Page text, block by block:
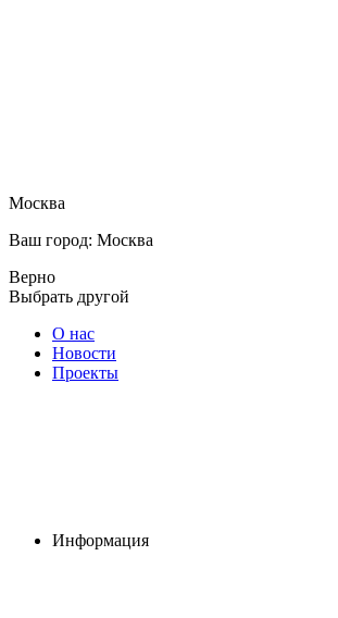
Москва
Ваш город: Москва
Верно
Выбрать другой
О нас
Новости
Проекты
Информация